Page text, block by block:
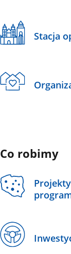
Stacja
Co robimy